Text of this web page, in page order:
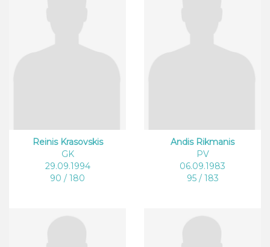
Reinis Krasovskis
GK
29.09.1994
90 / 180
Andis Rikmanis
PV
06.09.1983
95 / 183